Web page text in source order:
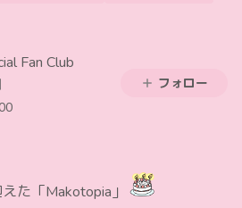
Fan Club
フォロー
た「Makotopia」